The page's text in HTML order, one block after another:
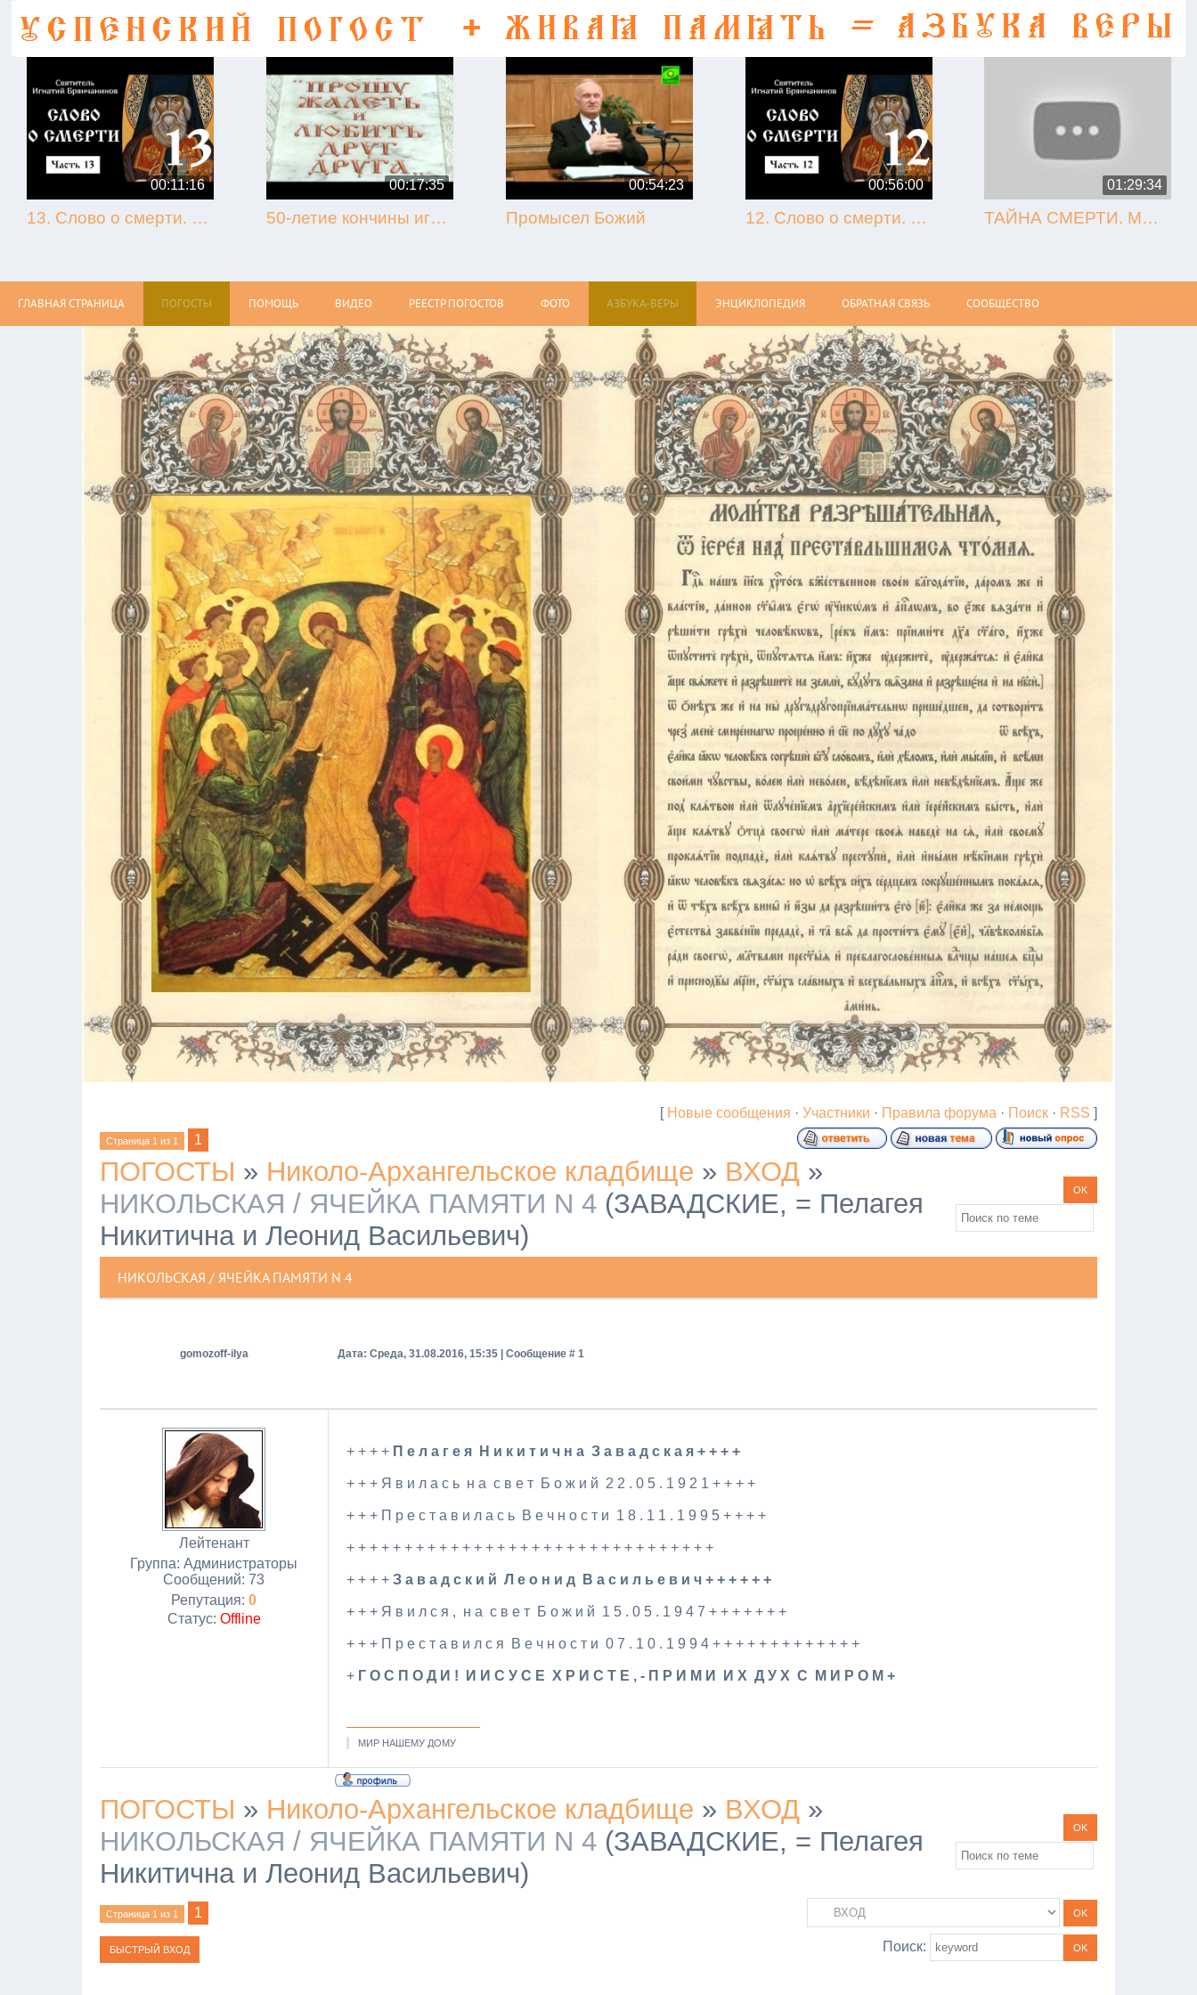
00:11:16
13. Слово о смерти. Игнатий Брянчанинов.
00:17:35
50-летие кончины игумена Никона (Воробьёва) (г. Гагарин, 2013.09.07)
00:54:23
Промысел Божий
00:56:00
12. Слово о смерти. Игнатий Брянчанинов.
01:29:34
ТАЙНА СМЕРТИ. МЫТАРСТВА. ВОСКРЕСЕНИЕ (Олег Стеняев)
ГЛАВНАЯ СТРАНИЦА ПОГОСТЫ ПОМОЩЬ ВИДЕО РЕЕСТР ПОГОСТОВ ФОТО АЗБУКА-ВЕРЫ ЭНЦИКЛОПЕДИЯ ОБРАТНАЯ СВЯЗЬ СООБЩЕСТВО
[ Новые сообщения · Участники · Правила форума · Поиск · RSS ]
Страница 1 из 1 1
ПОГОСТЫ » Николо-Архангельское кладбище » ВХОД »
НИКОЛЬСКАЯ / ЯЧЕЙКА ПАМЯТИ N 4 (ЗАВАДСКИЕ, = Пелагея
Никитична и Леонид Васильевич)
НИКОЛЬСКАЯ / ЯЧЕЙКА ПАМЯТИ N 4
gomozoff-ilya Дата: Среда, 31.08.2016, 15:35 | Сообщение # 1
Лейтенант
Группа: Администраторы
Сообщений: 73
Репутация: 0
Статус: Offline
+ + + + П е л а г е я Н и к и т и ч н а З а в а д с к а я + + + +
+ + + Я в и л а с ь н а с в е т Б о ж и й 2 2 . 0 5 . 1 9 2 1 + + + +
+ + + П р е с т а в и л а с ь В е ч н о с т и 1 8 . 1 1 . 1 9 9 5 + + + +
+ + + + + + + + + + + + + + + + + + + + + + + + + + + + + + + +
+ + + + З а в а д с к и й Л е о н и д В а с и л ь е в и ч + + + + + +
+ + + Я в и л с я , н а с в е т Б о ж и й 1 5 . 0 5 . 1 9 4 7 + + + + + + +
+ + + П р е с т а в и л с я В е ч н о с т и 0 7 . 1 0 . 1 9 9 4 + + + + + + + + + + + + +
+ Г О С П О Д И ! И И С У С Е Х Р И С Т Е , - П Р И М И И Х Д У Х С М И Р О М +
МИР НАШЕМУ ДОМУ
ПОГОСТЫ » Николо-Архангельское кладбище » ВХОД »
НИКОЛЬСКАЯ / ЯЧЕЙКА ПАМЯТИ N 4 (ЗАВАДСКИЕ, = Пелагея
Никитична и Леонид Васильевич)
Страница 1 из 1 1
Поиск: